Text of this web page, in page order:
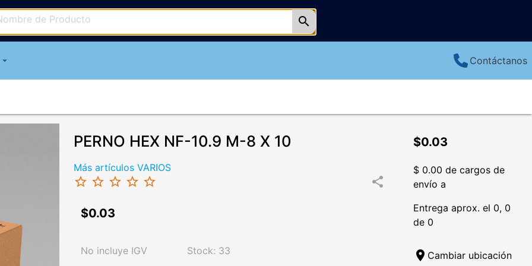
search
arrow_drop_down Contáctanos
PERNO HEX NF-10.9 M-8 X 10
Más artículos VARIOS
star_border star_border star_border star_border star_border share
$0.03
No incluye IGV Stock: 33
$0.03
$ 0.00 de cargos de
envío a
Entrega aprox. el 0, 0
de 0
location_on Cambiar ubicación